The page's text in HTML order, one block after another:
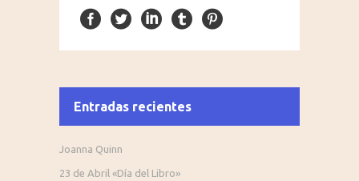
Entradas recientes
Joanna Quinn
23 de Abril «Día del Libro»